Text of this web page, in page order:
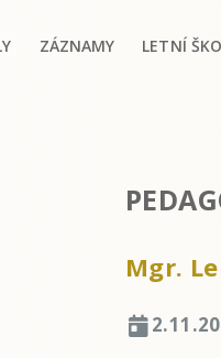
ZÁZNAMY LETNÍ
Mgr.